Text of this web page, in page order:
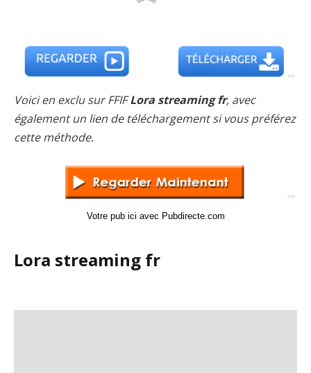
Voici en exclu sur FFIFLora streaming fr, avec
également un lien de téléchargement si vous préférez
cette méthode.
Votre pub ici avec Pubdirecte.com
Lora streaming fr